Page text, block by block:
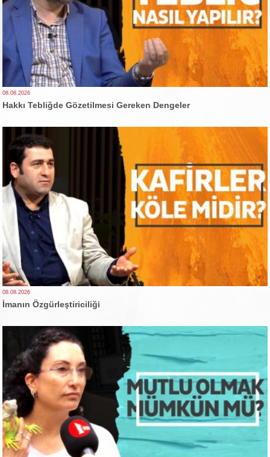
08.08.2026
Hakkı Tebliğde Gözetilmesi Gereken Dengeler
08.08.2026
İmanın Özgürleştiriciliği